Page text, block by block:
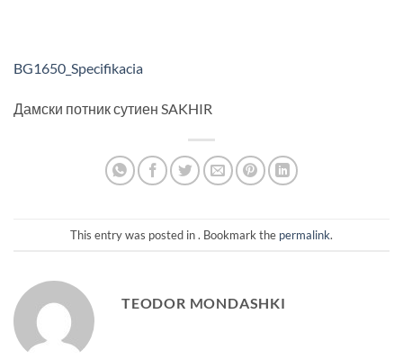
BG1650_Specifikacia
Дамски потник сутиен SAKHIR
This entry was posted in . Bookmark the permalink.
TEODOR MONDASHKI